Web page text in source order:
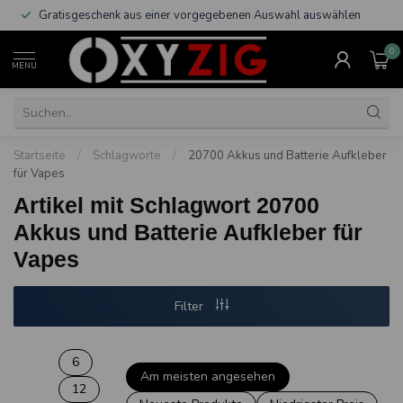
Gratisgeschenk aus einer vorgegebenen Auswahl auswählen
MENU
0
Startseite / Schlagworte /
20700 Akkus und Batterie Aufkleber
für Vapes
Artikel mit Schlagwort 20700
Akkus und Batterie Aufkleber für
Vapes
Filter
6
12
Am meisten angesehen